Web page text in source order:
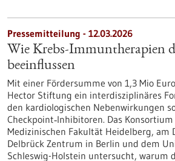
Pressemitteilung - 12.03.2026
Wie Krebs-Immuntherapien
beeinflussen
Mit einer Fördersumme von 1,3 Mio
Hector Stiftung ein interdisziplinäres
den kardiologischen Nebenwirkungen
Checkpoint‑Inhibitoren. Das
Medizinischen Fakultät Heidelberg, am
Delbrück Zentrum in Berlin und dem
Schleswig-Holstein untersucht, warum